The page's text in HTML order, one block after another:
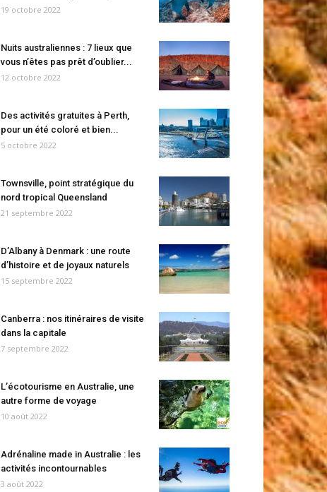
19 octobre 2022
Nuits australiennes : 7 lieux que
vous n’êtes pas prêt d’oublier...
12 octobre 2022
Des activités gratuites à Perth,
pour un été coloré et bien...
5 octobre 2022
Townsville, point stratégique du
nord tropical Queensland
21 septembre 2022
D’Albany à Denmark : une route
d’histoire et de joyaux naturels
15 septembre 2022
Canberra : nos itinéraires de visite
dans la capitale
7 septembre 2022
L’écotourisme en Australie, une
autre forme de voyage
10 août 2022
Adrénaline made in Australie : les
activités incontournables
3 août 2022